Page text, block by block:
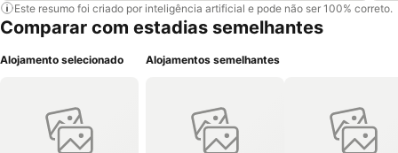
Este resumo foi criado por inteligência artificial e pode não ser 100% correto.
Comparar com estadias semelhantes
Alojamento selecionado Alojamentos semelhantes